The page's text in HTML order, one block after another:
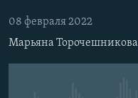
навигации
Вернутся
IDEL.РЕАЛИИ
КАВКАЗ.РЕАЛИИ
08 февраля 2022
Марьяна Торочешникова